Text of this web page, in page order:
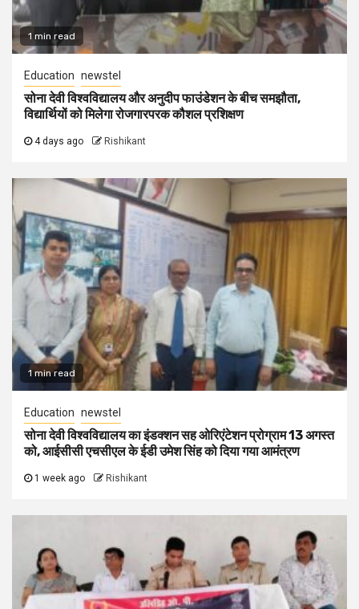
1 min read
Education newstel
सोना देवी विश्वविद्यालय और अनुदीप फाउंडेशन के बीच समझौता,
विद्यार्थियों को मिलेगा रोजगारपरक कौशल प्रशिक्षण
4 days ago Rishikant
1 min read
Education newstel
सोना देवी विश्वविद्यालय का इंडक्शन सह ओरिएंटेशन प्रोग्राम 13 अगस्त
को, आईसीसी एचसीएल के ईडी उमेश सिंह को दिया गया आमंत्रण
1 week ago Rishikant